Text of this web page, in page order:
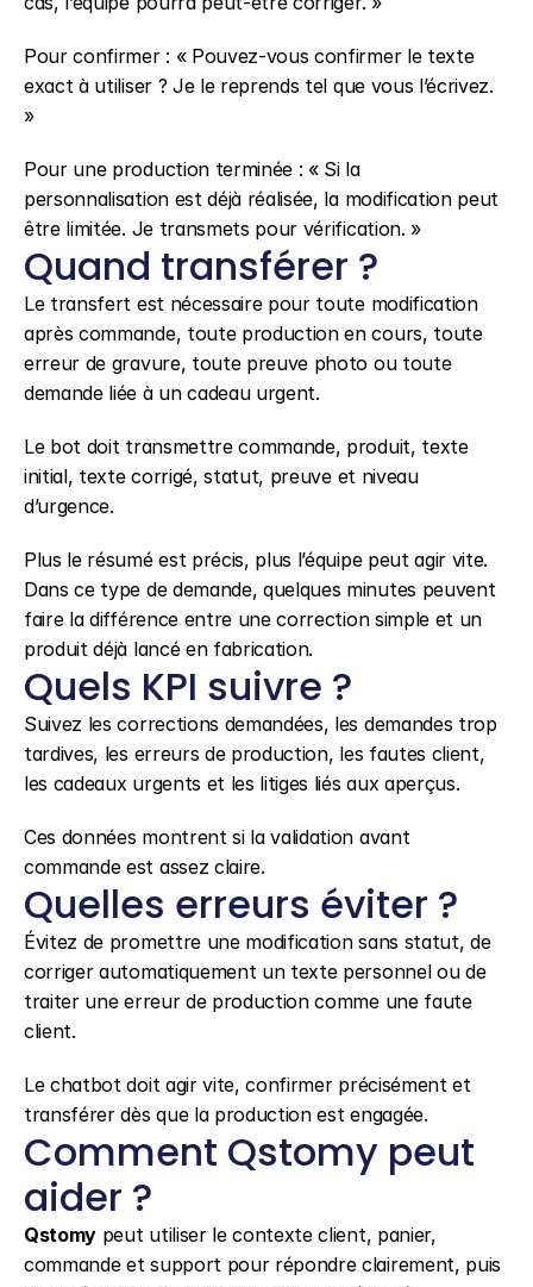
Pour confirmer : « Pouvez-vous confirmer le texte
exact à utiliser ? Je le reprends tel que vous l’écrivez.
»
Pour une production terminée : « Si la
personnalisation est déjà réalisée, la modification peut
être limitée. Je transmets pour vérification. »
Quand transférer ?
Le transfert est nécessaire pour toute modification
après commande, toute production en cours, toute
erreur de gravure, toute preuve photo ou toute
demande liée à un cadeau urgent.
Le bot doit transmettre commande, produit, texte
initial, texte corrigé, statut, preuve et niveau
d’urgence.
Plus le résumé est précis, plus l’équipe peut agir vite.
Dans ce type de demande, quelques minutes peuvent
faire la différence entre une correction simple et un
produit déjà lancé en fabrication.
Quels KPI suivre ?
Suivez les corrections demandées, les demandes trop
tardives, les erreurs de production, les fautes client,
les cadeaux urgents et les litiges liés aux aperçus.
Ces données montrent si la validation avant
commande est assez claire.
Quelles erreurs éviter ?
Évitez de promettre une modification sans statut, de
corriger automatiquement un texte personnel ou de
traiter une erreur de production comme une faute
client.
Le chatbot doit agir vite, confirmer précisément et
transférer dès que la production est engagée.
Comment Qstomy peut
aider ?
Qstomy peut utiliser le contexte client, panier,
commande et support pour répondre clairement, puis